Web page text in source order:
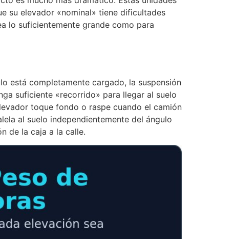
su elevador «nominal» tiene dificultades
lo suficientemente grande como para
está completamente cargado, la suspensión
suficiente «recorrido» para llegar al suelo
toque fondo o raspe cuando el camión
al suelo independientemente del ángulo
de la caja a la calle.